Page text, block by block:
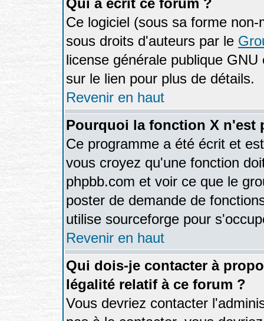
Qui a écrit ce forum ?
Ce logiciel (sous sa forme
sous droits d'auteurs par le
license générale publique
sur le lien pour plus de détails.
Revenir en haut
Pourquoi la fonction X n'est
Ce programme a été écrit et
vous croyez qu'une fonction
phpbb.com et voir ce que le
poster de demande de
utilise sourceforge pour
Revenir en haut
Qui dois-je contacter à
légalité relatif à ce forum ?
Vous devriez contacter